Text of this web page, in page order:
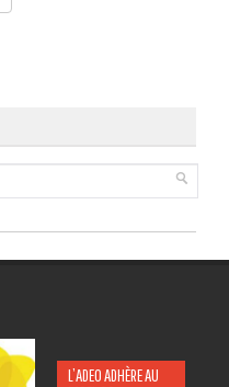
L’ADEO ADHÈRE AU